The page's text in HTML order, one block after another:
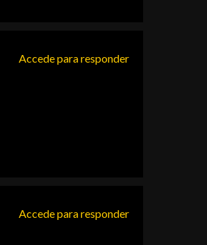
Accede para responder
Accede para responder